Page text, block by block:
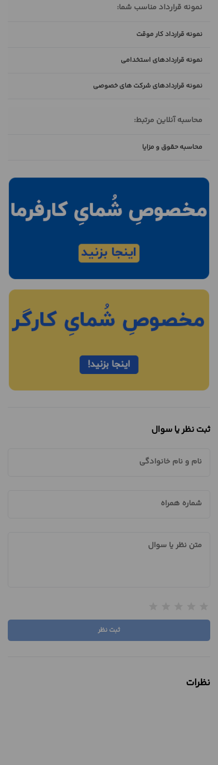
نمونه قرارداد مناسب شما:
نمونه قرارداد کار موقت
نمونه قراردادهای استخدامی
نمونه قراردادهای شرکت های خصوصی
محاسبه آنلاین مرتبط:
محاسبه حقوق و مزایا
ثبت نظر یا سوال
نام و نام خانوادگی
شماره همراه
متن نظر یا سوال
ثبت نظر
نظرات